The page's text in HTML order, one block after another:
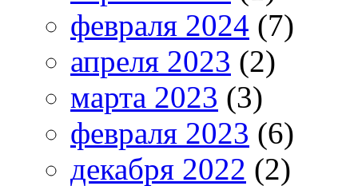
февраля 2024 (7)
апреля 2023 (2)
марта 2023 (3)
февраля 2023 (6)
декабря 2022 (2)